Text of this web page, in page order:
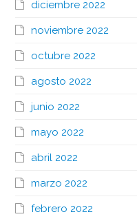
diciembre 2022
noviembre 2022
octubre 2022
agosto 2022
junio 2022
mayo 2022
abril 2022
marzo 2022
febrero 2022